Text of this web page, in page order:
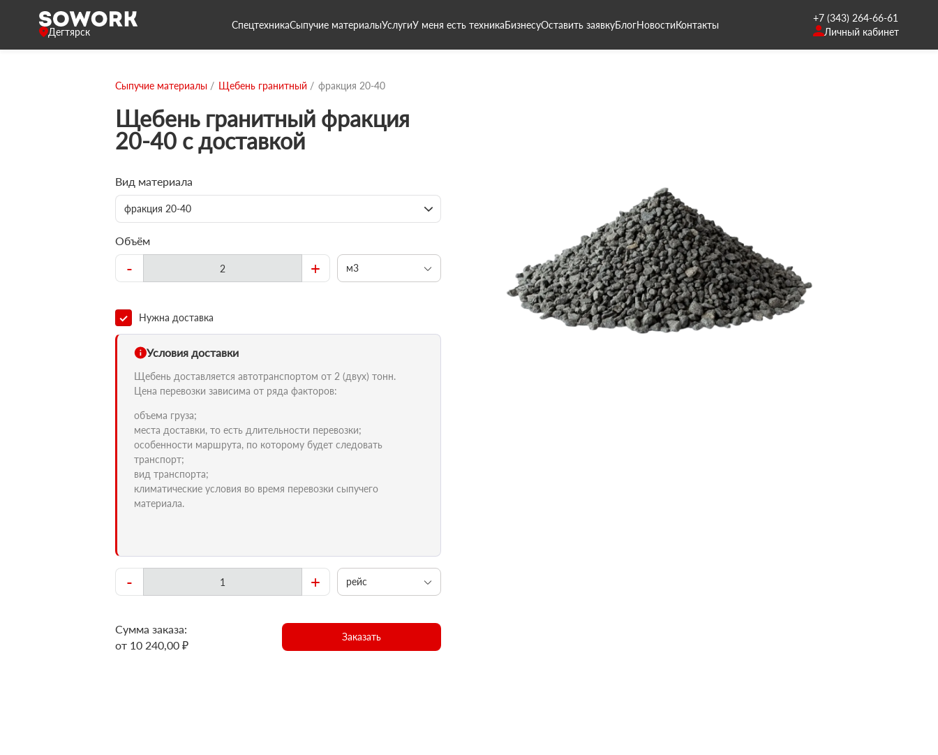
Дегтярск
СпецтехникаСыпучие материалыУслугиУ меня есть техникаБизнесуОставить заявкуБлогНовостиКонтакты
+7 (343) 264-66-61
Личный кабинет
Сыпучие материалы Щебень гранитный фракция 20-40
Щебень гранитный фракция
20-40 с доставкой
Вид материала
фракция 20-40
Объём
- + м3
Нужна доставка
Условия доставки
Щебень доставляется автотранспортом от 2 (двух) тонн.
Цена перевозки зависима от ряда факторов:
объема груза;
места доставки, то есть длительности перевозки;
особенности маршрута, по которому будет следовать
транспорт;
вид транспорта;
климатические условия во время перевозки сыпучего
материала.
- + рейс
Сумма заказа:
от 10 240,00 ₽
Заказать